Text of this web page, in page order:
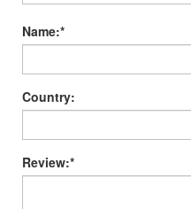
Name:*
Country:
Review:*